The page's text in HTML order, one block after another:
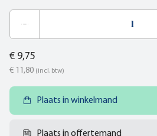
€ 9,75
€ 11,80 (incl. btw)
Plaats in winkelmand
Plaats in offertemand